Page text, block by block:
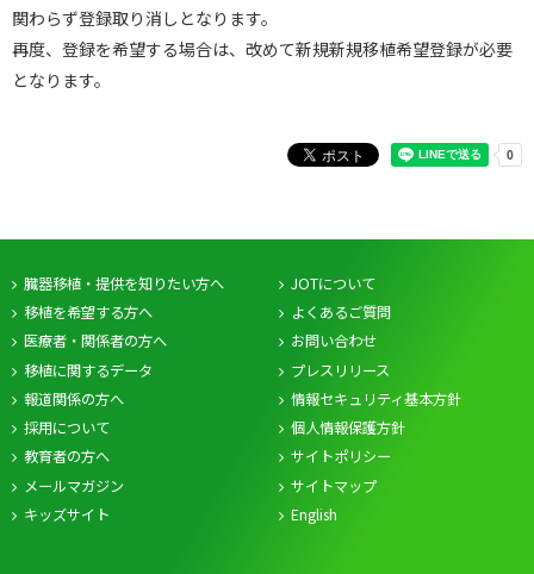
関わらず登録取り消しとなります。
再度、登録を希望する場合は、改めて新規新規移植希望登録が必要
となります。
臓器移植・提供を知りたい方へ
移植を希望する方へ
医療者・関係者の方へ
移植に関するデータ
JOTについて
よくあるご質問
お問い合わせ
プレスリリース
報道関係の方へ
採用について
教育者の方へ
メールマガジン
キッズサイト
情報セキュリティ基本方針
個人情報保護方針
サイトポリシー
サイトマップ
English